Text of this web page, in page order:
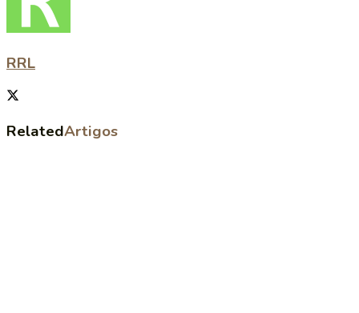
RRL
RelatedArtigos